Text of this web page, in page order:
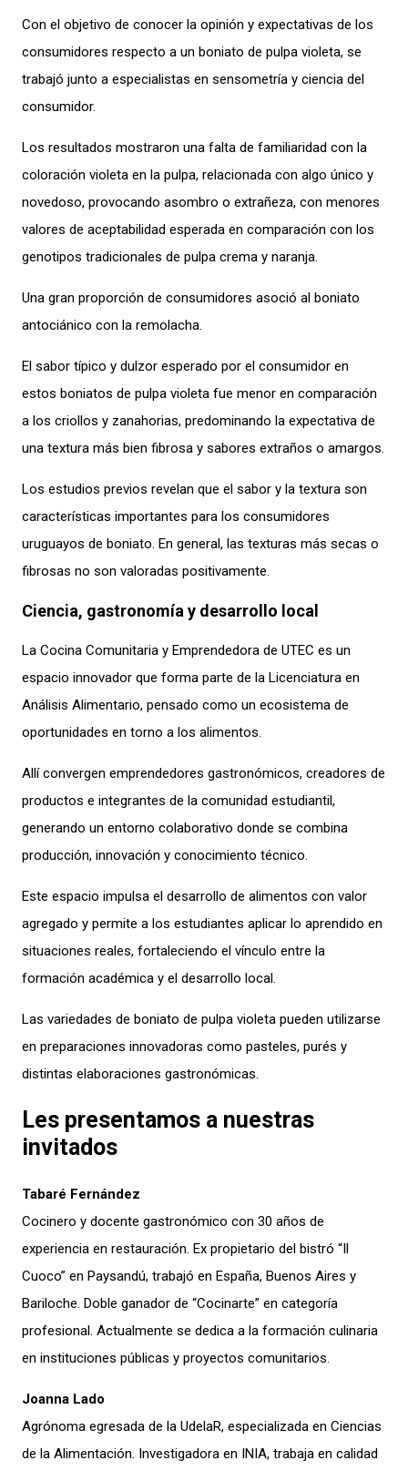
Con el objetivo de conocer la opinión y expectativas de los
consumidores respecto a un boniato de pulpa violeta, se
trabajó junto a especialistas en sensometría y ciencia del
consumidor.
Los resultados mostraron una falta de familiaridad con la
coloración violeta en la pulpa, relacionada con algo único y
novedoso, provocando asombro o extrañeza, con menores
valores de aceptabilidad esperada en comparación con los
genotipos tradicionales de pulpa crema y naranja.
Una gran proporción de consumidores asoció al boniato
antociánico con la remolacha.
El sabor típico y dulzor esperado por el consumidor en
estos boniatos de pulpa violeta fue menor en comparación
a los criollos y zanahorias, predominando la expectativa de
una textura más bien fibrosa y sabores extraños o amargos.
Los estudios previos revelan que el sabor y la textura son
características importantes para los consumidores
uruguayos de boniato. En general, las texturas más secas o
fibrosas no son valoradas positivamente.
Ciencia, gastronomía y desarrollo local
La Cocina Comunitaria y Emprendedora de UTEC es un
espacio innovador que forma parte de la Licenciatura en
Análisis Alimentario, pensado como un ecosistema de
oportunidades en torno a los alimentos.
Allí convergen emprendedores gastronómicos, creadores de
productos e integrantes de la comunidad estudiantil,
generando un entorno colaborativo donde se combina
producción, innovación y conocimiento técnico.
Este espacio impulsa el desarrollo de alimentos con valor
agregado y permite a los estudiantes aplicar lo aprendido en
situaciones reales, fortaleciendo el vínculo entre la
formación académica y el desarrollo local.
Las variedades de boniato de pulpa violeta pueden utilizarse
en preparaciones innovadoras como pasteles, purés y
distintas elaboraciones gastronómicas.
Les presentamos a nuestras
invitados
Tabaré Fernández
Cocinero y docente gastronómico con 30 años de
experiencia en restauración. Ex propietario del bistró “Il
Cuoco” en Paysandú, trabajó en España, Buenos Aires y
Bariloche. Doble ganador de “Cocinarte” en categoría
profesional. Actualmente se dedica a la formación culinaria
en instituciones públicas y proyectos comunitarios.
Joanna Lado
Agrónoma egresada de la UdelaR, especializada en Ciencias
de la Alimentación. Investigadora en INIA, trabaja en calidad